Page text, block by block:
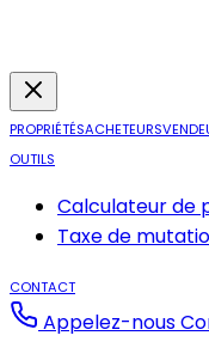
PROPRIÉTÉSACHETEURS
OUTILS
Calculateur de
Taxe de
CONTACT
Appelez-nous